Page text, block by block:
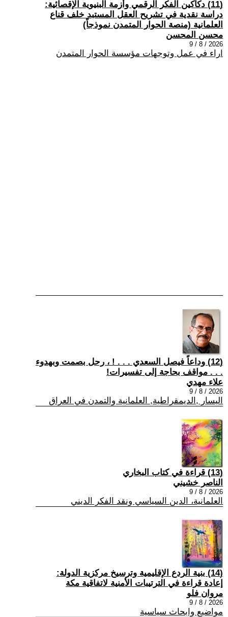
(11) دكاكين الفكر الرقمي وأزمة البنيوية الإقصائية:
دراسة نقدية في تشريح العقل المستبد خلف قناع
العلمانية (منصة الحوار المتمدن نموذجاً)
محسن المحسن
2026 / 8 / 9
اراء في عمل وتوجهات مؤسسة الحوار المتمدن
(12) وداعاً فيصل السعدي . . . ! ، رحل بصمت وبهدوء
. . . مواقف بحاجة إلى تفسيرات!
علاء مهدي
2026 / 8 / 9
اليسار ,الديمقراطية, العلمانية والتمدن في العراق
(13) قراءة في كتاب البخاري
الناصر خشيني
2026 / 8 / 9
العلمانية، الدين السياسي ونقد الفكر الديني
(14) بنية الردع الإقليمية وترسيخ مركزية الدولة:
إعادة قراءة في الترتيبات الأمنية لاتفاقية مكة
مروان فلو
2026 / 8 / 9
مواضيع وابحاث سياسية